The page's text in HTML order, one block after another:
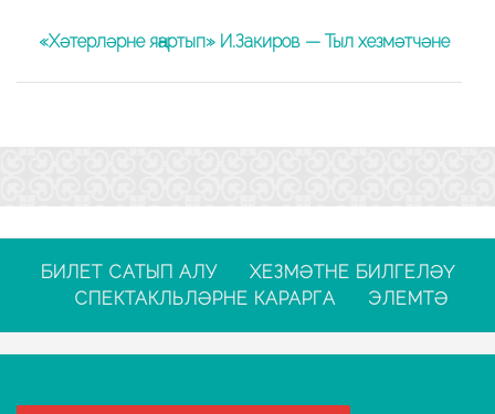
«Хәтерләрне яңартып» И.Закиров — Тыл хезмәтчәне
БИЛЕТ САТЫП АЛУ
ХЕЗМӘТНЕ БИЛГЕЛӘҮ
СПЕКТАКЛЬЛӘРНЕ КАРАРГА
ЭЛЕМТӘ